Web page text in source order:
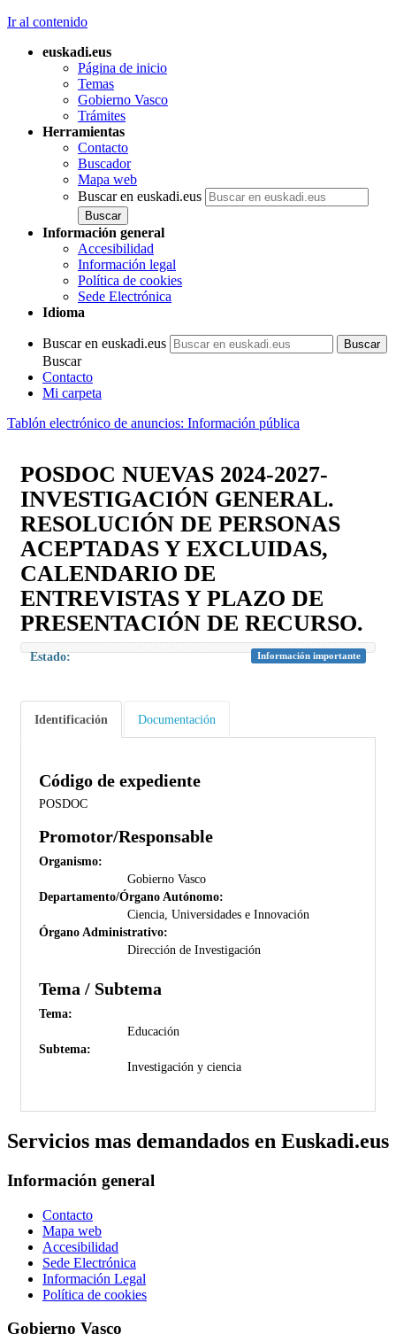
Ir al contenido
euskadi.eus
Página de inicio
Temas
Gobierno Vasco
Trámites
Herramientas
Contacto
Buscador
Mapa web
Buscar en euskadi.eus
Información general
Accesibilidad
Información legal
Política de cookies
Sede Electrónica
Idioma
Buscar en euskadi.eus
Buscar
Contacto
Mi carpeta
Tablón electrónico de anuncios: Información pública
POSDOC NUEVAS 2024-2027-
INVESTIGACIÓN GENERAL.
RESOLUCIÓN DE PERSONAS
ACEPTADAS Y EXCLUIDAS,
CALENDARIO DE
ENTREVISTAS Y PLAZO DE
PRESENTACIÓN DE RECURSO.
Estado: Información importante
Identificación Documentación
Código de expediente
POSDOC
Promotor/Responsable
Organismo:
Gobierno Vasco
Departamento/Órgano Autónomo:
Ciencia, Universidades e Innovación
Órgano Administrativo:
Dirección de Investigación
Tema / Subtema
Tema:
Educación
Subtema:
Investigación y ciencia
Servicios mas demandados en Euskadi.eus
Información general
Contacto
Mapa web
Accesibilidad
Sede Electrónica
Información Legal
Política de cookies
Gobierno Vasco